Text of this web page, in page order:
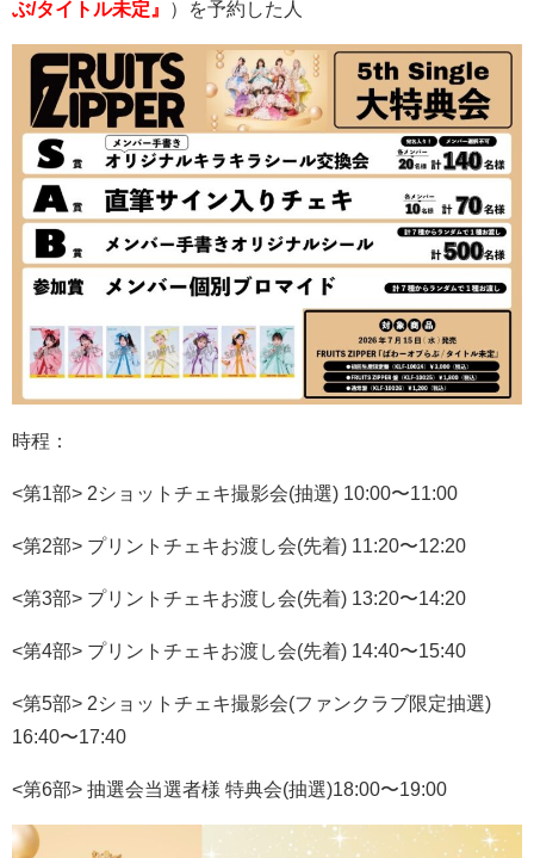
ぶ/タイトル未定』
）を予約した人
時程：
<第1 部> 2ショットチェキ撮影会(抽選) 10:00〜11:00
<第2部> プリントチェキお渡し会(先着) 11:20〜12:20
<第3部> プリントチェキお渡し会(先着) 13:20〜14:20
<第4部> プリントチェキお渡し会(先着) 14:40〜15:40
<第5部> 2ショットチェキ撮影会(ファンクラブ限定抽選)
16:40〜17:40
<第6部> 抽選会当選者様 特典会(抽選)18:00〜19:00